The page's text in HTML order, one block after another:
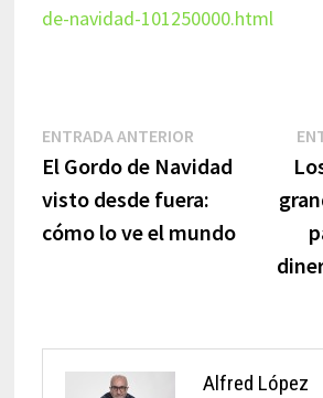
de-navidad-101250000.html
Navegación
de
entradas
ENTRADA ANTERIOREntrada
anterior:
El Gordo de Navidad
visto desde fuera:
cómo lo ve el mundo
Alfred López